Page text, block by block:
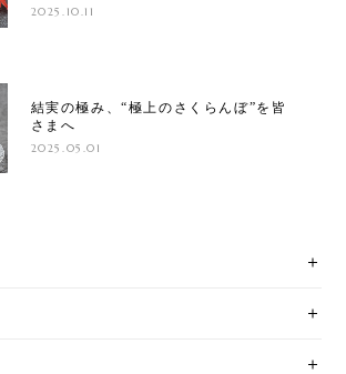
2025.10.11
結実の極み、“極上のさくらんぼ”を皆
さまへ
2025.05.01